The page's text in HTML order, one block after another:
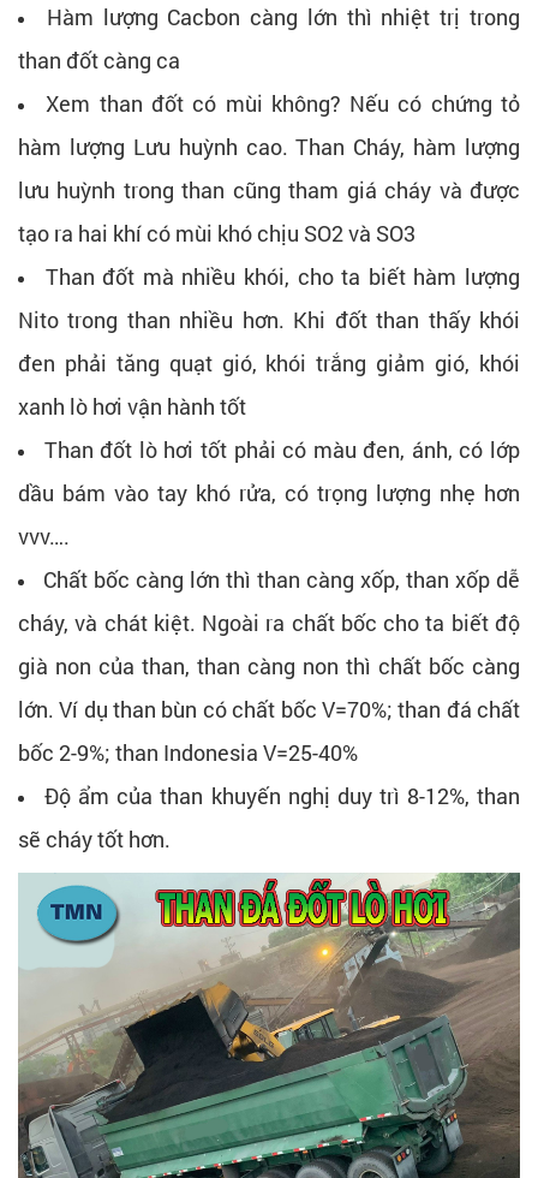
Hàm lượng Cacbon càng lớn thì nhiệt trị trong
than đốt càng ca
Xem than đốt có mùi không? Nếu có chứng tỏ
hàm lượng Lưu huỳnh cao. Than Cháy, hàm lượng
lưu huỳnh trong than cũng tham giá cháy và được
tạo ra hai khí có mùi khó chịu SO2 và SO3
Than đốt mà nhiều khói, cho ta biết hàm lượng
Nito trong than nhiều hơn. Khi đốt than thấy khói
đen phải tăng quạt gió, khói trắng giảm gió, khói
xanh lò hơi vận hành tốt
Than đốt lò hơi tốt phải có màu đen, ánh, có lớp
dầu bám vào tay khó rửa, có trọng lượng nhẹ hơn
vvv….
Chất bốc càng lớn thì than càng xốp, than xốp dễ
cháy, và chát kiệt. Ngoài ra chất bốc cho ta biết độ
già non của than, than càng non thì chất bốc càng
lớn. Ví dụ than bùn có chất bốc V=70%; than đá chất
bốc 2-9%; than Indonesia V=25-40%
Độ ẩm của than khuyến nghị duy trì 8-12%, than
sẽ cháy tốt hơn.